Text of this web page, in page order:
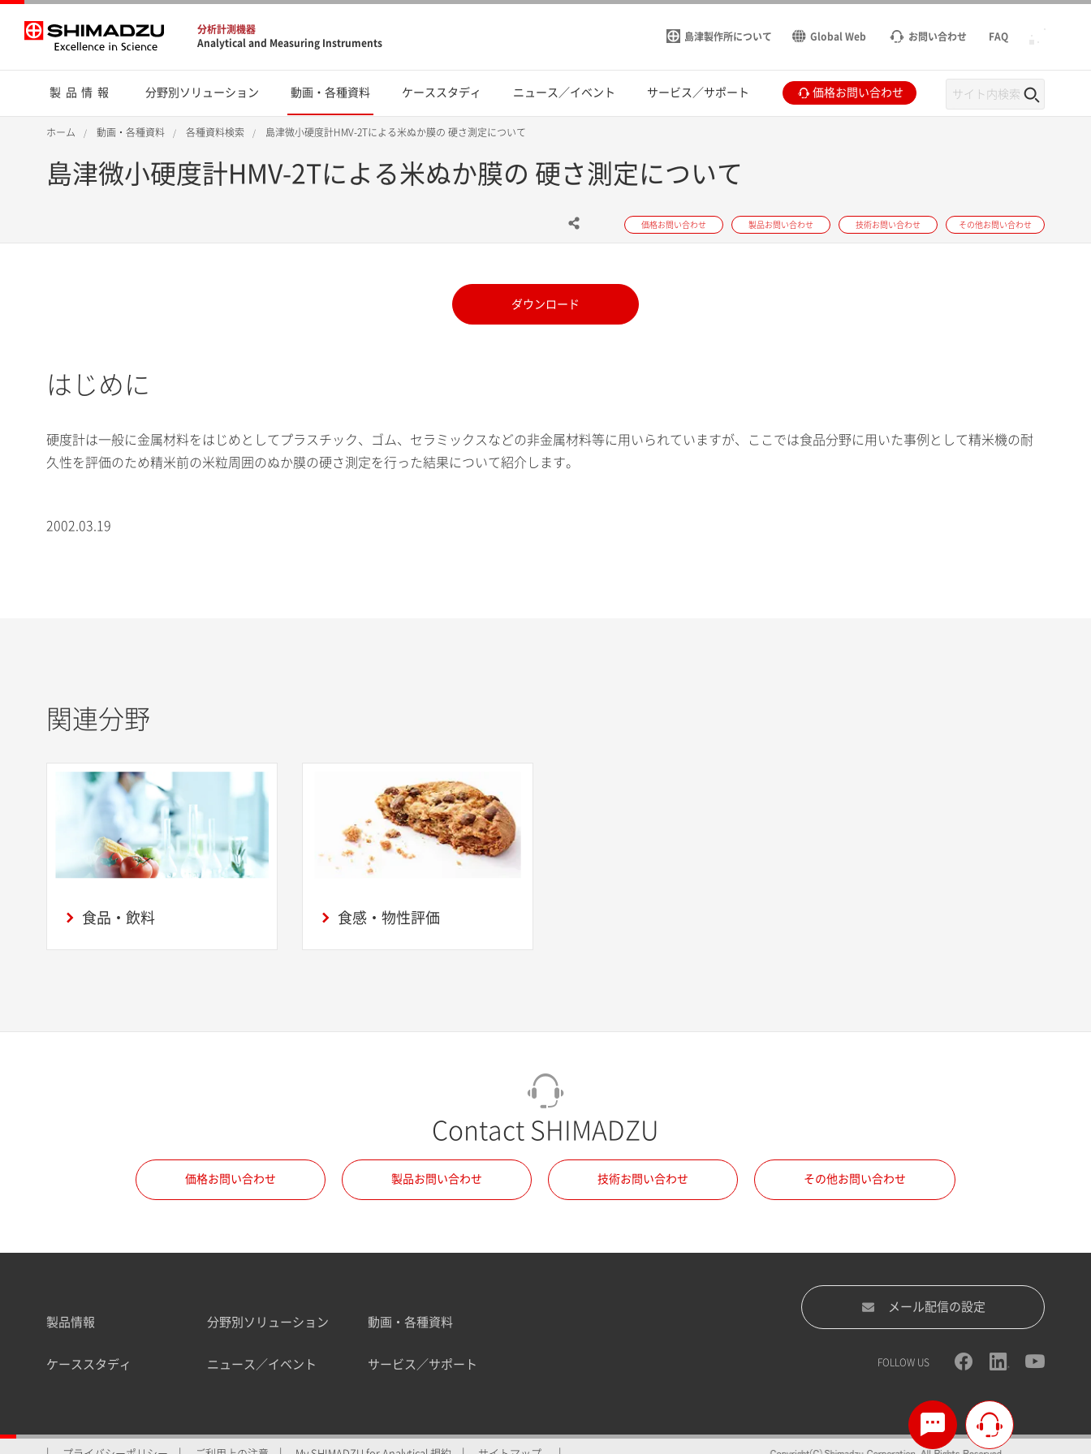
分析計測機器
Analytical and Measuring Instruments
島津製作所について Global Web お問い合わせ FAQ
製品情報 分野別ソリューション 動画・各種資料 ケーススタディ ニュース／イベント サービス／サポート 価格お問い合わせ
ホーム 動画・各種資料 各種資料検索 島津微小硬度計HMV-2Tによる米ぬか膜の 硬さ測定について
島津微小硬度計HMV-2Tによる米ぬか膜の 硬さ測定について
価格お問い合わせ 製品お問い合わせ 技術お問い合わせ その他お問い合わせ
ダウンロード
はじめに
硬度計は一般に金属材料をはじめとしてプラスチック、ゴム、セラミックスなどの非金属材料等に用いられていますが、ここでは食品分野に用いた事例として精米機の耐
久性を評価のため精米前の米粒周囲のぬか膜の硬さ測定を行った結果について紹介します。
2002.03.19
関連分野
食品・飲料 食感・物性評価
Contact SHIMADZU
価格お問い合わせ 製品お問い合わせ 技術お問い合わせ その他お問い合わせ
製品情報 分野別ソリューション 動画・各種資料
ケーススタディ ニュース／イベント サービス／サポート
メール配信の設定
FOLLOW US